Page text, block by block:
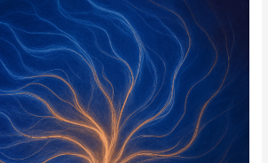
לשינה
רגועה